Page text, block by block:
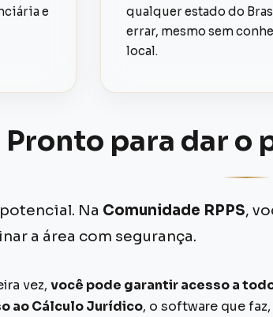
e
qualquer estado do
errar, mesmo sem
local.
Pronto para dar o
Na Comunidade RPPS,
a área com segurança.
vez, você pode garantir acesso a
ao Cálculo Jurídico, o software que